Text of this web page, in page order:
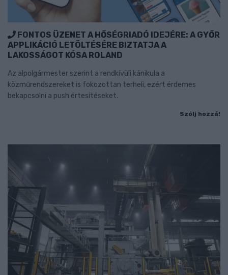
FONTOS ÜZENET A HŐSÉGRIADÓ IDEJÉRE: A GYŐR
APPLIKÁCIÓ LETÖLTÉSÉRE BIZTATJA A
LAKOSSÁGOT KÓSA ROLAND
Az alpolgármester szerint a rendkívüli kánikula a
közműrendszereket is fokozottan terheli, ezért érdemes
bekapcsolni a push értesítéseket.
Szólj hozzá!